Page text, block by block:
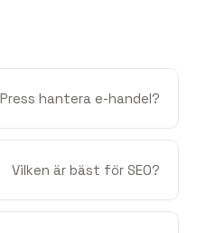
hantera e-handel?
Vilken är bäst för SEO?